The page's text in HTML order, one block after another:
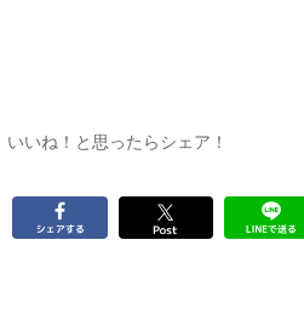
いいね！と思ったらシェア！